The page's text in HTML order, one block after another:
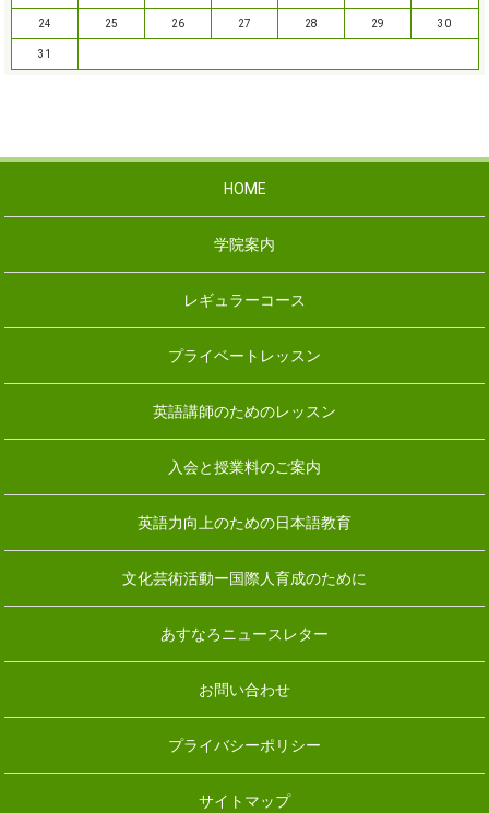
24 25 26 27 28 29 30
31
HOME
学院案内
レギュラーコース
プライベートレッスン
英語講師のためのレッスン
入会と授業料のご案内
英語力向上のための日本語教育
文化芸術活動ー国際人育成のために
あすなろニュースレター
お問い合わせ
プライバシーポリシー
サイトマップ